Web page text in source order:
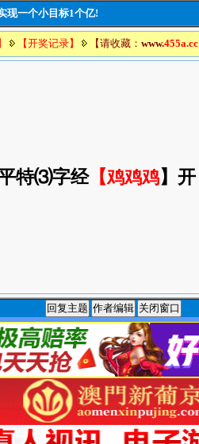
现一个小目标1个亿!
【开奖记录】 【请收藏： www.455a.cc
特⑶字经【鸡鸡鸡】开